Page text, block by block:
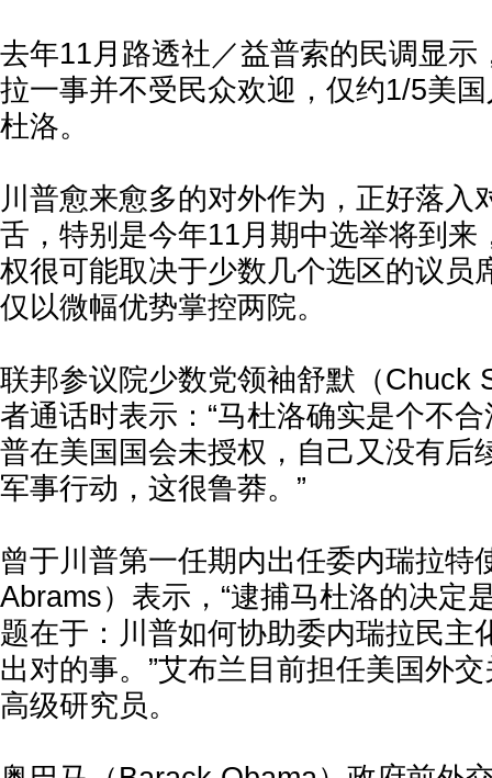
去年11月路透社／益普索的民调显示
拉一事并不受民众欢迎，仅约1/5美
杜洛。
川普愈来愈多的对外作为，正好落入
舌，特别是今年11月期中选举将到来
权很可能取决于少数几个选区的议员
仅以微幅优势掌控两院。
联邦参议院少数党领袖舒默（Chuck
者通话时表示：“马杜洛确实是个不
普在美国国会未授权，自己又没有后
军事行动，这很鲁莽。”
曾于川普第一任期内出任委内瑞拉特
Abrams）表示，“逮捕马杜洛的决定
题在于：川普如何协助委内瑞拉民主
出对的事。”艾布兰目前担任美国外
高级研究员。